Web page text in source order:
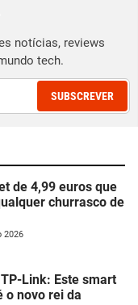
notícias, reviews
tech.
SUBSCREVER
de 4,99 euros que
churrasco de
2026
Link: Este smart
o novo rei da